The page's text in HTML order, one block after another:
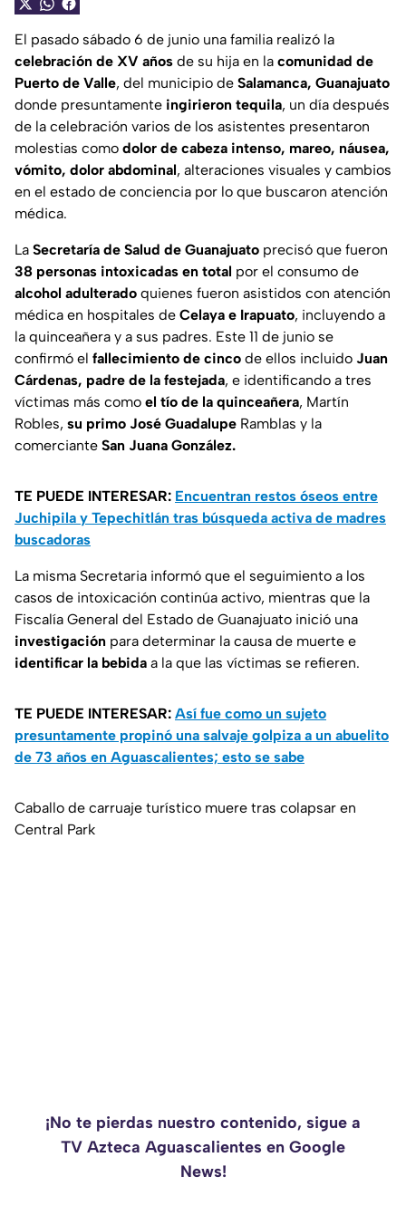
El pasado sábado 6 de junio una familia realizó la
celebración de XV años de su hija en la comunidad de
Puerto de Valle, del municipio de Salamanca, Guanajuato
donde presuntamente ingirieron tequila, un día después
de la celebración varios de los asistentes presentaron
molestias como dolor de cabeza intenso, mareo, náusea,
vómito, dolor abdominal, alteraciones visuales y cambios
en el estado de conciencia por lo que buscaron atención
médica.
La Secretaría de Salud de Guanajuato precisó que fueron
38 personas intoxicadas en total por el consumo de
alcohol adulterado quienes fueron asistidos con atención
médica en hospitales de Celaya e Irapuato, incluyendo a
la quinceañera y a sus padres. Este 11 de junio se
confirmó el fallecimiento de cinco de ellos incluido Juan
Cárdenas, padre de la festejada, e identificando a tres
víctimas más como el tío de la quinceañera, Martín
Robles, su primo José Guadalupe Ramblas y la
comerciante San Juana González.
TE PUEDE INTERESAR: Encuentran restos óseos entre
Juchipila y Tepechitlán tras búsqueda activa de madres
buscadoras
La misma Secretaria informó que el seguimiento a los
casos de intoxicación continúa activo, mientras que la
Fiscalía General del Estado de Guanajuato inició una
investigación para determinar la causa de muerte e
identificar la bebida a la que las víctimas se refieren.
TE PUEDE INTERESAR: Así fue como un sujeto
presuntamente propinó una salvaje golpiza a un abuelito
de 73 años en Aguascalientes; esto se sabe
Caballo de carruaje turístico muere tras colapsar en
Central Park
¡No te pierdas nuestro contenido, sigue a
TV Azteca Aguascalientes en Google
News!